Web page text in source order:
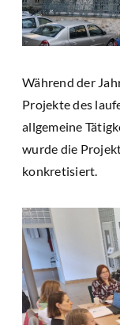
Während der
Projekte des
allgemeine
wurde die
konkretisiert.